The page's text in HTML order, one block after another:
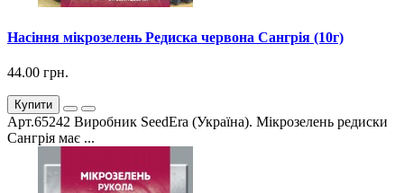
Насіння мікрозелень Редиска червона Сангрія (10г)
44.00 грн.
Купити
Арт.65242 Виробник SeedEra (Україна). Мікрозелень редиски
Сангрія має ...